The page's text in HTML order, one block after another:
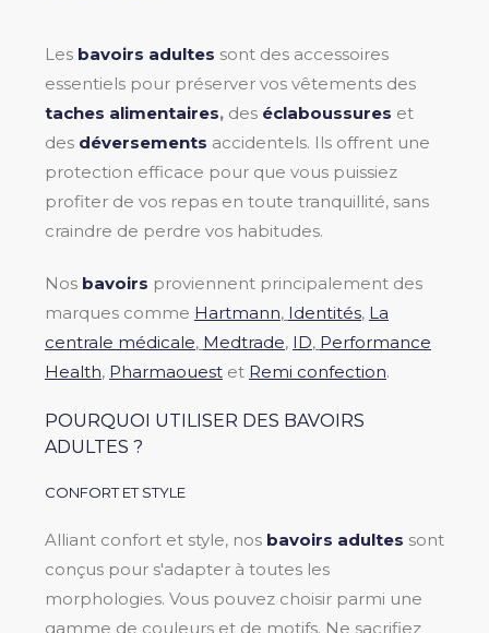
Les bavoirs adultes sont des accessoires
essentiels pour préserver vos vêtements des
taches alimentaires, des éclaboussures et
des déversements accidentels. Ils offrent une
protection efficace pour que vous puissiez
profiter de vos repas en toute tranquillité, sans
craindre de perdre vos habitudes.
Nos bavoirs proviennent principalement des
marques comme Hartmann, Identités, La
centrale médicale, Medtrade, ID, Performance
Health, Pharmaouestet Remi confection.
POURQUOI UTILISER DES BAVOIRS
ADULTES ?
CONFORT ET STYLE
Alliant confort et style, nos bavoirs adultes sont
conçus pour s'adapter à toutes les
morphologies. Vous pouvez choisir parmi une
gamme de couleurs et de motifs. Ne sacrifiez